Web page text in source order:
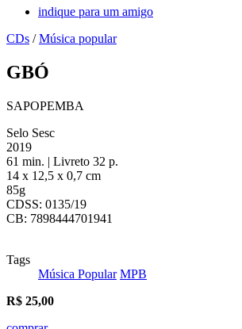
indique para um amigo
CDs /Música popular
GBÓ
SAPOPEMBA
Selo Sesc
2019
61 min. | Livreto 32 p.
14 x 12,5 x 0,7 cm
85g
CDSS: 0135/19
CB: 7898444701941
Tags
Música Popular MPB
R$ 25,00